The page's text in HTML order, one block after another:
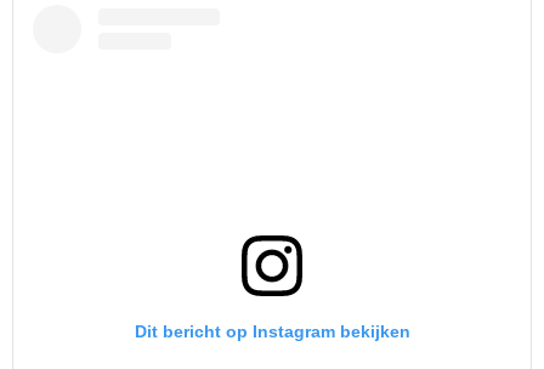
Dit bericht op Instagram bekijken